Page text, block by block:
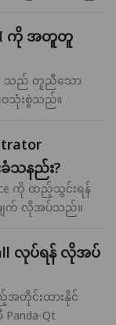
ကို အတူတူ
သည် တူညီသော
ေသုံးစွဲသည်။
သနည်း?
ကို ထည့်သွင်းရန်
ချက် လိုအပ်သည်။
လုပ်ရန် လိုအပ်
အတိုင်းထားနိုင်
Qt